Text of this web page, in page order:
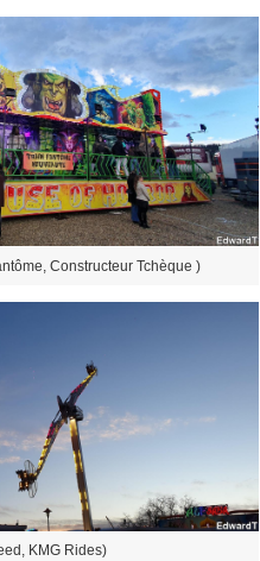
Constructeur Tchèque )
KMG Rides)